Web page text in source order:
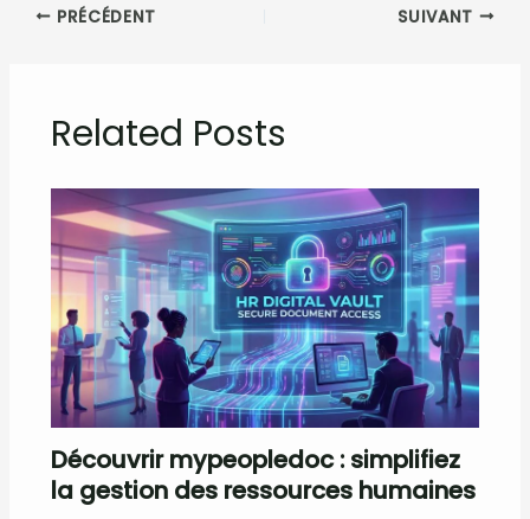
PRÉCÉDENT SUIVANT
Related Posts
Découvrir mypeopledoc : simplifiez
la gestion des ressources humaines